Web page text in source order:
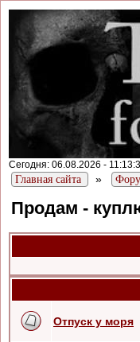
Сегодня: 06.08.2026 -
Главная сайта »
Продам -
Отпуск у моря